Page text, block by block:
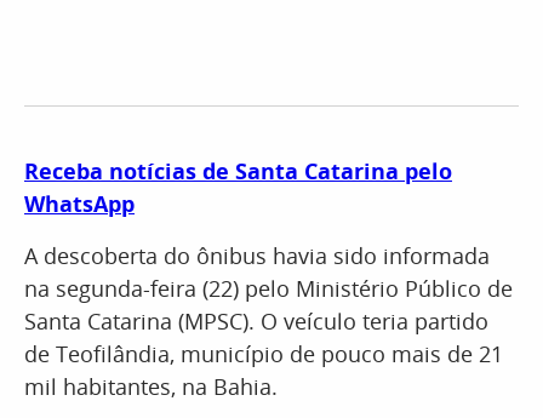
Receba notícias de Santa Catarina pelo
WhatsApp
A descoberta do ônibus havia sido informada
na segunda-feira (22) pelo Ministério Público de
Santa Catarina (MPSC). O veículo teria partido
de Teofilândia, município de pouco mais de 21
mil habitantes, na Bahia.